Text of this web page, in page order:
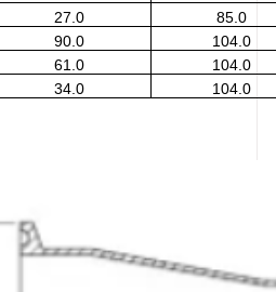
27.0
85.0
90.0
104.0
61.0
104.0
34.0 104.0